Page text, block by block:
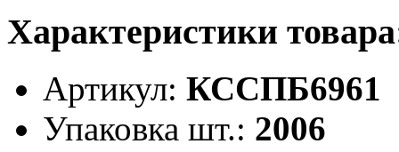
Характеристики
Артикул: КССПБ6961
Упаковка шт.: 2006